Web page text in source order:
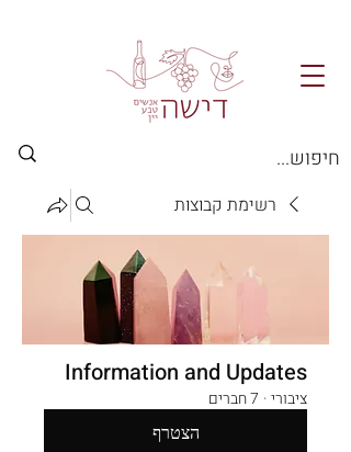
רשימת קבוצות
Information and Updates
ציבורי· 7 חברים
הצטרף